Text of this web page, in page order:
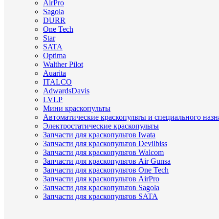
AirPro
Sagola
DURR
One Tech
Star
SATA
Optima
Walther Pilot
Auarita
ITALCO
AdwardsDavis
LVLP
Мини краскопульты
Автоматические краскопульты и специального
Электростатические краскопульты
Запчасти для краскопультов Iwata
Запчасти для краскопультов Devilbiss
Запчасти для краскопультов Walcom
Запчасти для краскопультов Air Gunsa
Запчасти для краскопультов One Tech
Запчасти для краскопультов AirPro
Запчасти для краскопультов Sagola
Запчасти для краскопультов SATA